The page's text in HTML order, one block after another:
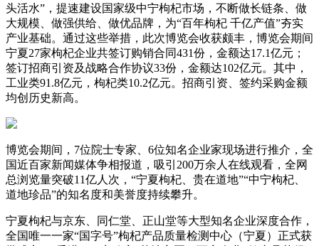
头活水”，提速建设国家级中宁枸杞市场，不断做长链条、做
大规模、做强供给、做优品牌，为“百年枸杞 千亿产值”夯实
产业基础。通过这些举措，此次博览会收获颇丰，博览会期间
宁夏27家枸杞企业共签订购销合同431份，金额达17.1亿元；
签订招商引资及战略合作协议33份，金额达102亿元。其中，
工业类91.8亿元，枸杞类10.2亿元。招商引资、签约采购金额
均创历史新高。
博览会期间，7位院士专家、6位知名企业家现场进行推介，全
国近百家新闻媒体争相报道，吸引200万余人在线观看，全网
总浏览量突破11亿人次，“宁夏枸杞、贵在道地”“中宁枸杞、
道地珍品”的知名度和美誉度持续攀升。
宁夏枸杞与京东、同仁堂、正山堂等大型知名企业深度合作，
全国唯一一家“国字号”枸杞产品质量检测中心（宁夏）正式获